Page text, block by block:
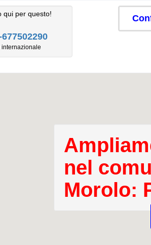
qui per questo!
internazionale
nel
Morolo: